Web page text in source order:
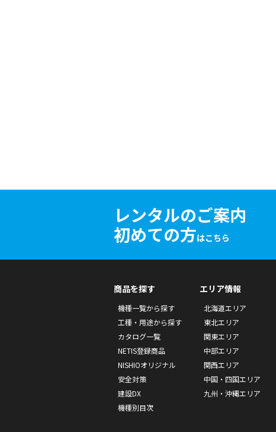
レンタルのご案内
初めての方はこちら
商品を探す
機種一覧から探す
工種・用途から探す
カタログ一覧
NETIS登録商品
NISHIOオリジナル
安全対策
建設DX
機種別目次
エリア情報
北海道エリア
東北エリア
関東エリア
中部エリア
関西エリア
中国・四国エリア
九州・沖縄エリア